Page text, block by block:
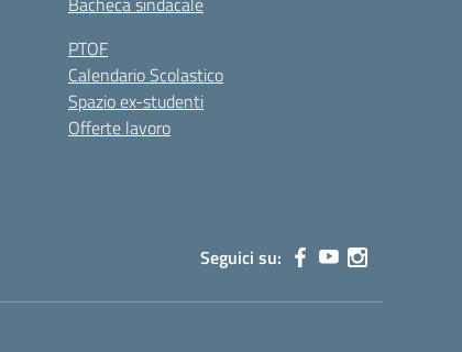
PTOF
Calendario Scolastico
Spazio ex-studenti
Offerte lavoro
Seguici su: